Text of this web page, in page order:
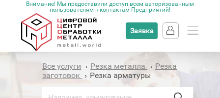
Внимание! Мы предоставили доступ всем авторизованным
пользователям к контактам Предприятий!
Заявка
Все услуги › Резка металла › Резка
заготовок
› Резка арматуры